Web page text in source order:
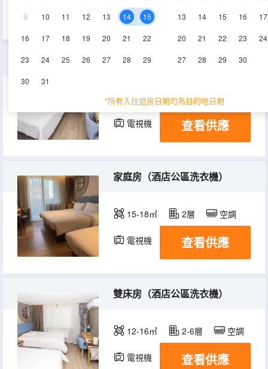
9 10 11 12 13 14 15
16 17 18 19 20 21 22
23 24 25 26 27 28 29
30 31
13 14 15 16 17
20 21 22 23 24
27 28 29 30
*所有入住退房日期均為目的地日期
電視機
大床房（酒店公區洗衣機）
12-14㎡ 2-6層
電視機 查看供應
家庭房（酒店公區洗衣機）
15-18㎡ 2層 空調
電視機 查看供應
雙床房（酒店公區洗衣機）
12-16㎡ 2-6層 空調
電視機 查看供應